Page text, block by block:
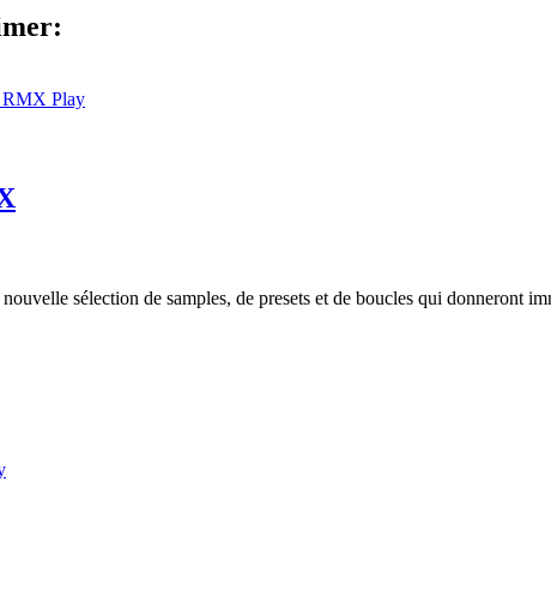
RMX Play
sélection de samples, de presets et de boucles qui donneront